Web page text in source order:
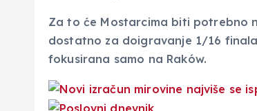
Za to će Mostarcima biti potrebno
dostatno za doigravanje 1/16
fokusirana samo na Raków.